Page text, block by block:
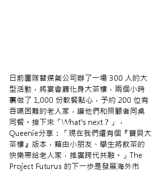
日前團隊替煤氣公司辦了一場 300 人的大
型活動，將宴會廳化身大茶樓，兩個小時
裏做了 1,000 份軟餐點心，予約 200 位有
吞嚥困難的老人家，讓他們和照顧者同桌
同餐。接下來「What's next？」，
Queenie分享：「現在我們還有個『寶貝大
茶樓』版本，藉由小朋友、學生將飲茶的
快樂帶給老人家，推廣跨代共融。」The
Project Futurus 的下一步是發展海外市